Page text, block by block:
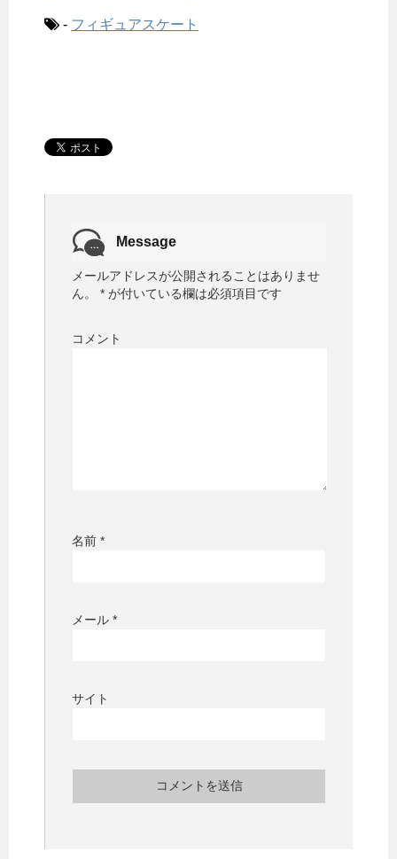
- フィギュアスケート
Message
メールアドレスが公開されることはありませ
ん。
* が付いている欄は必須項目です
コメント
名前 *
メール *
サイト